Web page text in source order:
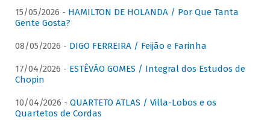
15/05/2026 - HAMILTON DE HOLANDA / Por Que Tanta
Gente Gosta?
08/05/2026 - DIGO FERREIRA / Feijão e Farinha
17/04/2026 - ESTÊVÃO GOMES / Integral dos Estudos de
Chopin
10/04/2026 - QUARTETO ATLAS / Villa-Lobos e os
Quartetos de Cordas